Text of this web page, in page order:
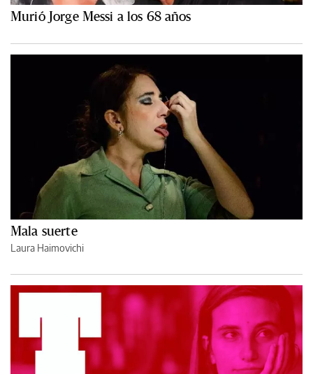
Murió Jorge Messi a los 68 años
Mala suerte
Laura Haimovichi